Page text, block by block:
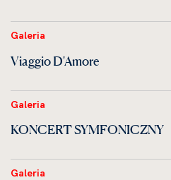
Galeria
Viaggio D'Amore
Galeria
KONCERT SYMFONICZNY
Galeria